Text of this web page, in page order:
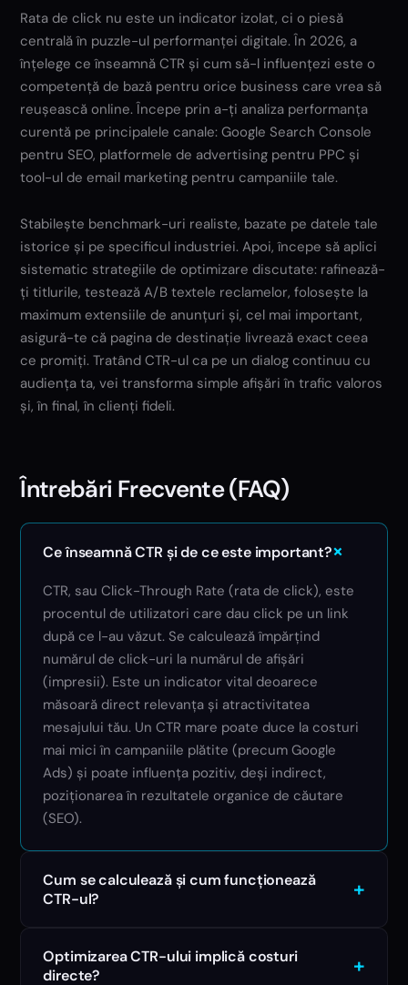
Rata de click nu este un indicator izolat, ci o piesă
centrală în puzzle-ul performanței digitale. În 2026, a
înțelege ce înseamnă CTR și cum să-l influențezi este o
competență de bază pentru orice business care vrea să
reușească online. Începe prin a-ți analiza performanța
curentă pe principalele canale: Google Search Console
pentru SEO, platformele de advertising pentru PPC și
tool-ul de email marketing pentru campaniile tale.
Stabilește benchmark-uri realiste, bazate pe datele tale
istorice și pe specificul industriei. Apoi, începe să aplici
sistematic strategiile de optimizare discutate: rafinează-
ți titlurile, testează A/B textele reclamelor, folosește la
maximum extensiile de anunțuri și, cel mai important,
asigură-te că pagina de destinație livrează exact ceea
ce promiți. Tratând CTR-ul ca pe un dialog continuu cu
audiența ta, vei transforma simple afișări în trafic valoros
și, în final, în clienți fideli.
Întrebări Frecvente (FAQ)
Ce înseamnă CTR și de ce este important?+
CTR, sau Click-Through Rate (rata de click), este
procentul de utilizatori care dau click pe un link
după ce l-au văzut. Se calculează împărțind
numărul de click-uri la numărul de afișări
(impresii). Este un indicator vital deoarece
măsoară direct relevanța și atractivitatea
mesajului tău. Un CTR mare poate duce la costuri
mai mici în campaniile plătite (precum Google
Ads) și poate influența pozitiv, deși indirect,
poziționarea în rezultatele organice de căutare
(SEO).
Cum se calculează și cum funcționează
CTR-ul?
+
Optimizarea CTR-ului implică costuri
directe?
+